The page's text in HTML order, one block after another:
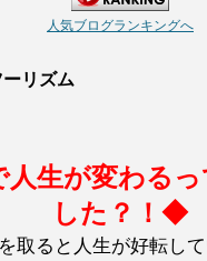
人気ブログランキングへ
リズム
生が変わるっ
した？！◆
取ると人生が好転して